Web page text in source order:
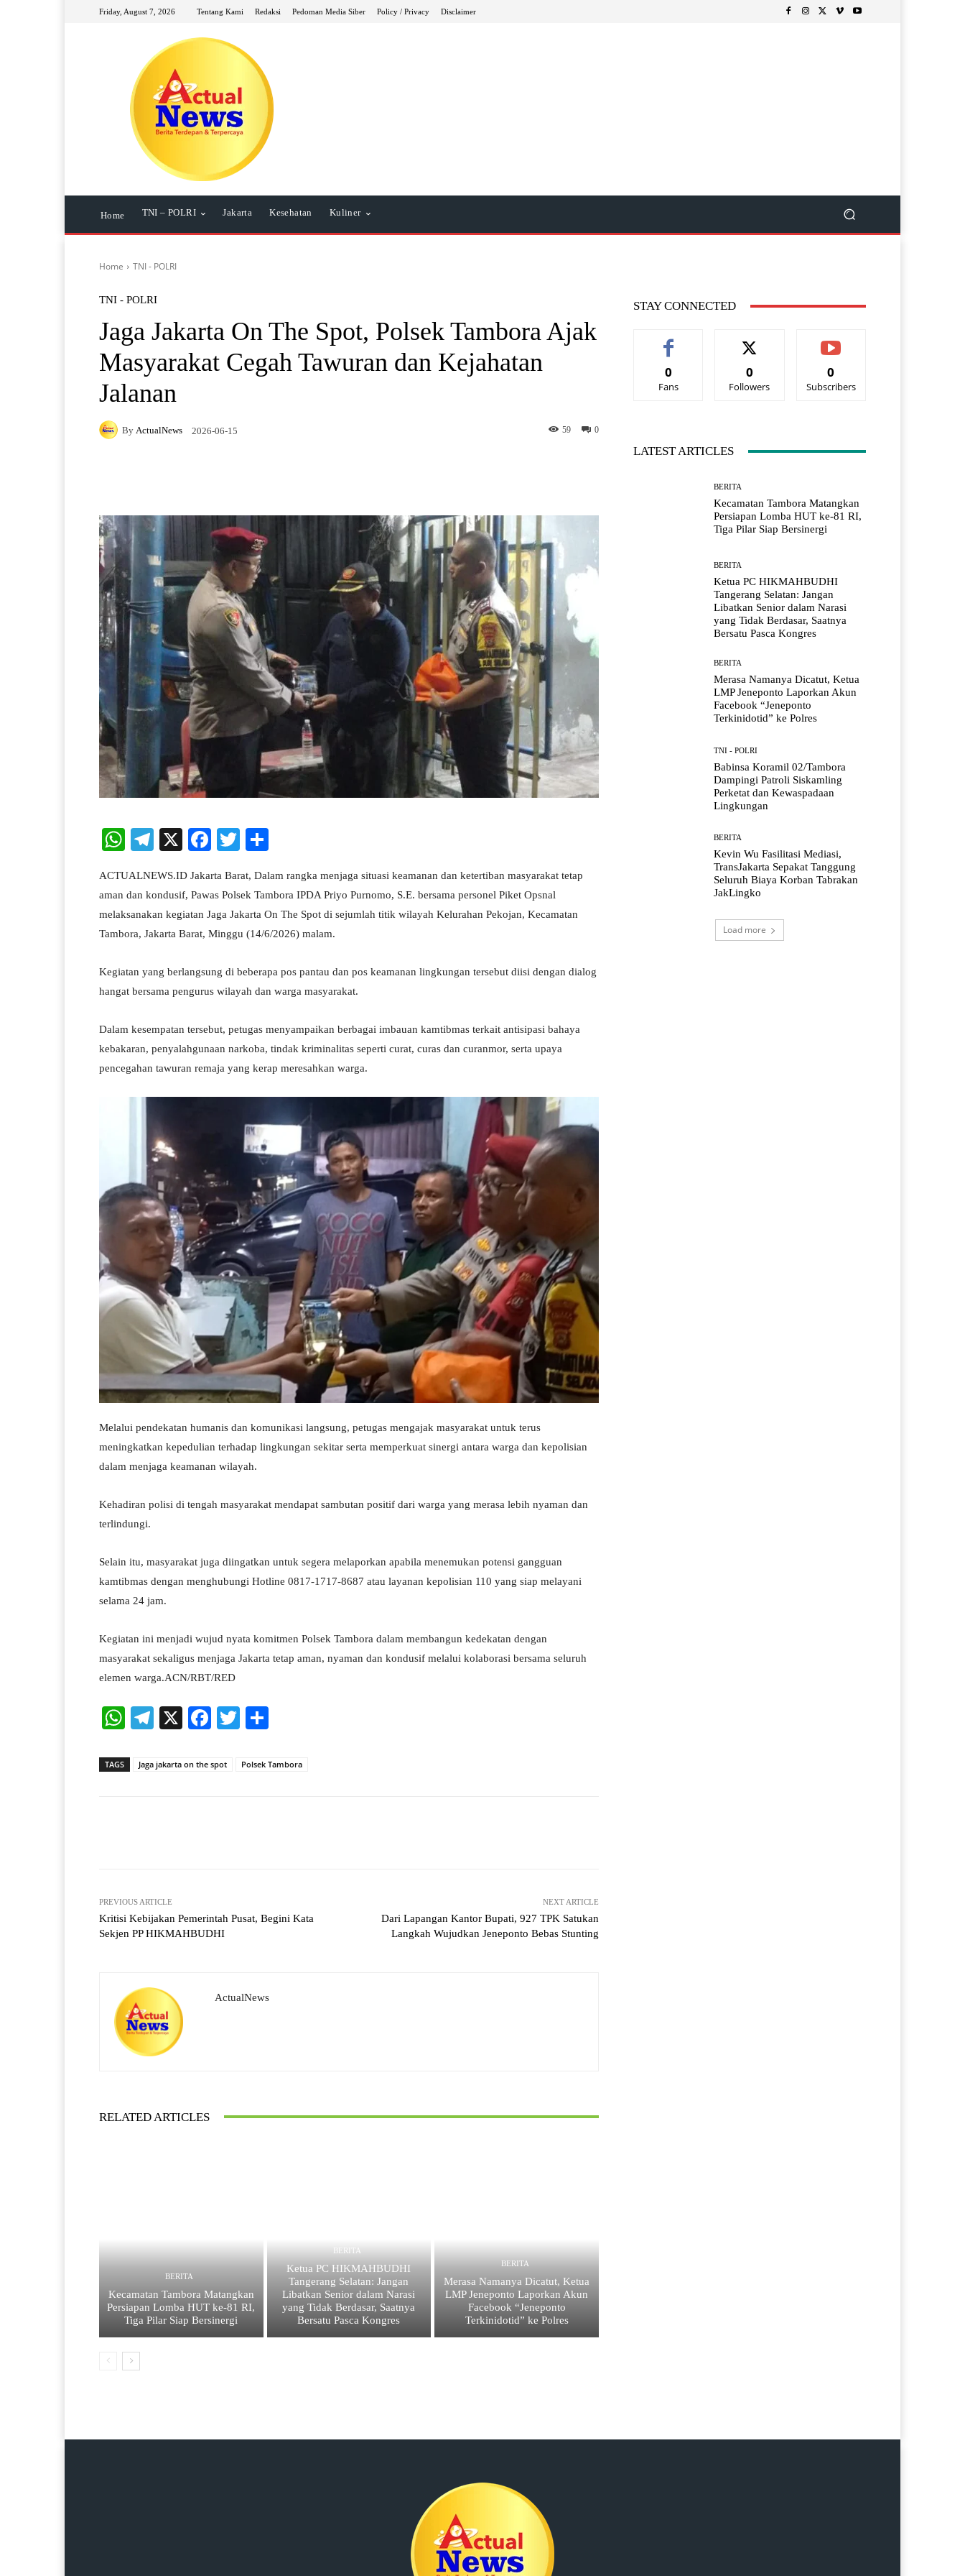
Friday, August 7, 2026 Tentang Kami Redaksi Pedoman Media Siber Policy / Privacy Disclaimer
Home TNI – POLRI Jakarta Kesehatan Kuliner
Home TNI - POLRI
TNI - POLRI
Jaga Jakarta On The Spot, Polsek Tambora Ajak
Masyarakat Cegah Tawuran dan Kejahatan
Jalanan
By ActualNews 2026-06-15 0
59
W
ts
A
pp
Te
gr
a
m
X
Fa
bo
ok
T
tte
r
re
ACTUALNEWS.ID Jakarta Barat, Dalam rangka menjaga situasi keamanan dan ketertiban masyarakat tetap
aman dan kondusif, Pawas Polsek Tambora IPDA Priyo Purnomo, S.E. bersama personel Piket Opsnal
melaksanakan kegiatan Jaga Jakarta On The Spot di sejumlah titik wilayah Kelurahan Pekojan, Kecamatan
Tambora, Jakarta Barat, Minggu (14/6/2026) malam.
Kegiatan yang berlangsung di beberapa pos pantau dan pos keamanan lingkungan tersebut diisi dengan dialog
hangat bersama pengurus wilayah dan warga masyarakat.
Dalam kesempatan tersebut, petugas menyampaikan berbagai imbauan kamtibmas terkait antisipasi bahaya
kebakaran, penyalahgunaan narkoba, tindak kriminalitas seperti curat, curas dan curanmor, serta upaya
pencegahan tawuran remaja yang kerap meresahkan warga.
Melalui pendekatan humanis dan komunikasi langsung, petugas mengajak masyarakat untuk terus
meningkatkan kepedulian terhadap lingkungan sekitar serta memperkuat sinergi antara warga dan kepolisian
dalam menjaga keamanan wilayah.
Kehadiran polisi di tengah masyarakat mendapat sambutan positif dari warga yang merasa lebih nyaman dan
terlindungi.
Selain itu, masyarakat juga diingatkan untuk segera melaporkan apabila menemukan potensi gangguan
kamtibmas dengan menghubungi Hotline 0817-1717-8687 atau layanan kepolisian 110 yang siap melayani
selama 24 jam.
Kegiatan ini menjadi wujud nyata komitmen Polsek Tambora dalam membangun kedekatan dengan
masyarakat sekaligus menjaga Jakarta tetap aman, nyaman dan kondusif melalui kolaborasi bersama seluruh
elemen warga.ACN/RBT/RED
W
ts
Te
gr
X
Fa
bo
T
tte re
TAGS Jaga jakarta on the spot Polsek Tambora
PREVIOUS ARTICLE
Kritisi Kebijakan Pemerintah Pusat, Begini Kata
Sekjen PP HIKMAHBUDHI
NEXT ARTICLE
Dari Lapangan Kantor Bupati, 927 TPK Satukan
Langkah Wujudkan Jeneponto Bebas Stunting
ActualNews
RELATED ARTICLES
BERITA
Kecamatan Tambora Matangkan
Persiapan Lomba HUT ke-81 RI,
Tiga Pilar Siap Bersinergi
BERITA
Ketua PC HIKMAHBUDHI
Tangerang Selatan: Jangan
Libatkan Senior dalam Narasi
yang Tidak Berdasar, Saatnya
Bersatu Pasca Kongres
BERITA
Merasa Namanya Dicatut, Ketua
LMP Jeneponto Laporkan Akun
Facebook “Jeneponto
Terkinidotid” ke Polres
STAY CONNECTED
0
Fans
0
Followers
0
Subscribers
LATEST ARTICLES
BERITA
Kecamatan Tambora Matangkan
Persiapan Lomba HUT ke-81 RI,
Tiga Pilar Siap Bersinergi
BERITA
Ketua PC HIKMAHBUDHI
Tangerang Selatan: Jangan
Libatkan Senior dalam Narasi
yang Tidak Berdasar, Saatnya
Bersatu Pasca Kongres
BERITA
Merasa Namanya Dicatut, Ketua
LMP Jeneponto Laporkan Akun
Facebook “Jeneponto
Terkinidotid” ke Polres
TNI - POLRI
Babinsa Koramil 02/Tambora
Dampingi Patroli Siskamling
Perketat dan Kewaspadaan
Lingkungan
BERITA
Kevin Wu Fasilitasi Mediasi,
TransJakarta Sepakat Tanggung
Seluruh Biaya Korban Tabrakan
JakLingko
Load more